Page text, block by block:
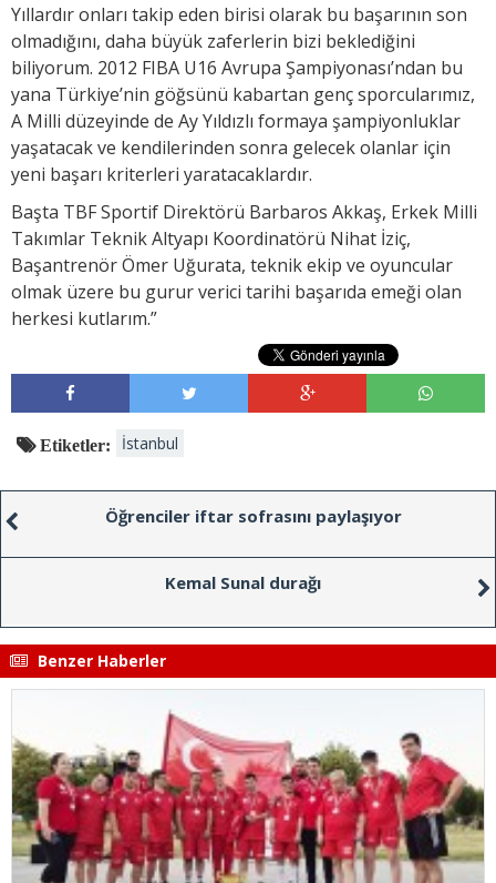
Yıllardır onları takip eden birisi olarak bu başarının son
olmadığını, daha büyük zaferlerin bizi beklediğini
biliyorum. 2012 FIBA U16 Avrupa Şampiyonası’ndan bu
yana Türkiye’nin göğsünü kabartan genç sporcularımız,
A Milli düzeyinde de Ay Yıldızlı formaya şampiyonluklar
yaşatacak ve kendilerinden sonra gelecek olanlar için
yeni başarı kriterleri yaratacaklardır.
Başta TBF Sportif Direktörü Barbaros Akkaş, Erkek Milli
Takımlar Teknik Altyapı Koordinatörü Nihat İziç,
Başantrenör Ömer Uğurata, teknik ekip ve oyuncular
olmak üzere bu gurur verici tarihi başarıda emeği olan
herkesi kutlarım.”
Etiketler: İstanbul
Öğrenciler iftar sofrasını paylaşıyor
Kemal Sunal durağı
Benzer Haberler